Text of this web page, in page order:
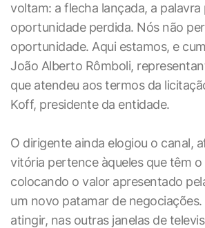
voltam: a flecha lançada, a palavra
oportunidade perdida. Nós não
oportunidade. Aqui estamos, e
João Alberto Rômboli,
que atendeu aos termos da
Koff, presidente da entidade.
O dirigente ainda elogiou o canal,
vitória pertence àqueles que têm o
colocando o valor apresentado
um novo patamar de
atingir, nas outras janelas de